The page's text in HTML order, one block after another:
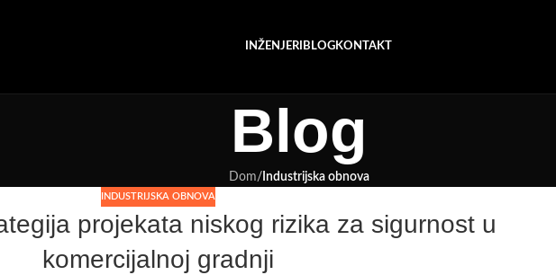
INŽENJERI BLOGKONTAKT
Blog
Dom/ Industrijska obnova
INDUSTRIJSKA OBNOVA
projekata niskog rizika za sigurnost u
komercijalnoj gradnji